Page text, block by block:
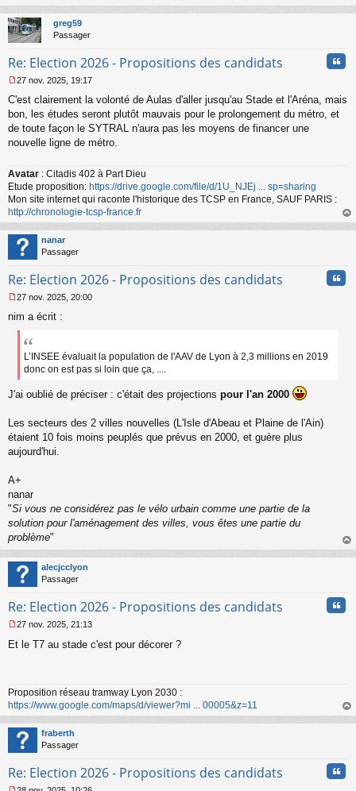
au
greg59
Passager
Re: Election 2026 - Propositions des candidats
e
s
s
g
n
o
n
l
u
27 nov. 2025, 19:17
C'est clairement la volonté de Aulas d'aller jusqu'au Stade et l'Aréna, mais
bon, les études seront plutôt mauvais pour le prolongement du métro, et
de toute façon le SYTRAL n'aura pas les moyens de financer une
nouvelle ligne de métro.
Avatar : Citadis 402 à Part Dieu
Etude proposition: https://drive.google.com/file/d/1U_NJEj ... sp=sharing
Mon site internet qui raconte l'historique des TCSP en France, SAUF PARIS :
http://chronologie-tcsp-france.fr
au
nanar
Passager
Re: Election 2026 - Propositions des candidats
e
s
n
o
l
u
27 nov. 2025, 20:00
nim a écrit :
L’INSEE évaluait la population de l'AAV de Lyon à 2,3 millions en 2019
donc on est pas si loin que ça, ....
J'ai oublié de préciser : c'était des projections pour l'an 2000
Les secteurs des 2 villes nouvelles (L'Isle d'Abeau et Plaine de l'Ain)
étaient 10 fois moins peuplés que prévus en 2000, et guère plus
aujourd'hui.
A+
nanar
"Si vous ne considérez pas le vélo urbain comme une partie de la
solution pour l'aménagement des villes, vous êtes une partie du
problème"
au
alecjcclyon
Passager
Re: Election 2026 - Propositions des candidats
e
g
e
n
o
n
l
27 nov. 2025, 21:13
Et le T7 au stade c'est pour décorer ?
Proposition réseau tramway Lyon 2030 :
https://www.google.com/maps/d/viewer?mi ... 00005&z=11
au
fraberth
Passager
Re: Election 2026 - Propositions des candidats